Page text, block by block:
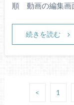
順 動画の編集画
続きを読む
< 1